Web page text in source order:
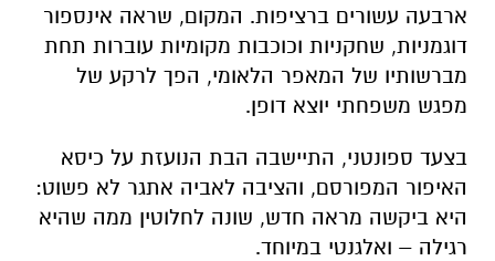
ארבעה עשורים ברציפות. המקום, שראה אינספור
דוגמניות, שחקניות וכוכבות מקומיות עוברות תחת
מברשותיו של המאפר הלאומי, הפך לרקע של
מפגש משפחתי יוצא דופן.
בצעד ספונטני, התיישבה הבת הנועזת על כיסא
האיפור המפורסם, והציבה לאביה אתגר לא פשוט:
היא ביקשה מראה חדש, שונה לחלוטין ממה שהיא
רגילה – ואלגנטי במיוחד.